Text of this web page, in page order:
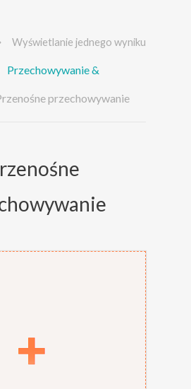
Wyświetlanie jednego wyniku
Przechowywanie &
przechowywanie